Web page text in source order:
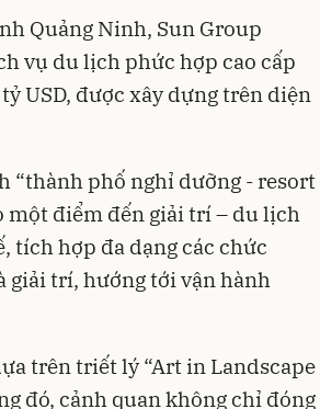
Quảng Ninh, Sun Group
vụ du lịch phức hợp cao cấp
USD, được xây dựng trên diện
“thành phố nghỉ dưỡng - resort
một điểm đến giải trí – du lịch
tích hợp đa dạng các chức
giải trí, hướng tới vận hành
trên triết lý “Art in Landscape
đó, cảnh quan không chỉ đóng